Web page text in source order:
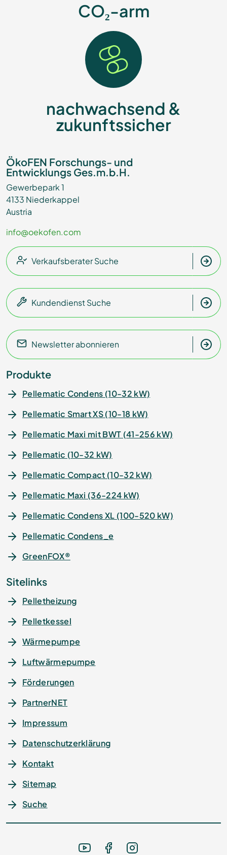
CO₂-arm
nachwachsend &
zukunftssicher
ÖkoFEN Forschungs- und
Entwicklungs Ges.m.b.H.
Gewerbepark 1
4133 Niederkappel
Austria
info@oekofen.com
Verkaufsberater Suche
Kundendienst Suche
Newsletter abonnieren
Produkte
Pellematic Condens (10-32 kW)
Pellematic Smart XS (10-18 kW)
Pellematic Maxi mit BWT (41-256 kW)
Pellematic (10-32 kW)
Pellematic Compact (10-32 kW)
Pellematic Maxi (36-224 kW)
Pellematic Condens XL (100-520 kW)
Pellematic Condens_e
GreenFOX®
Sitelinks
Pelletheizung
Pelletkessel
Wärmepumpe
Luftwärmepumpe
Förderungen
PartnerNET
Impressum
Datenschutz­erklärung
Kontakt
Sitemap
Suche